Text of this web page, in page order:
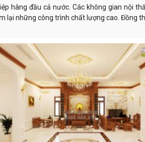
hàng đầu cả nước. Các không gian nội
lại những công trình chất lượng cao. Đồng